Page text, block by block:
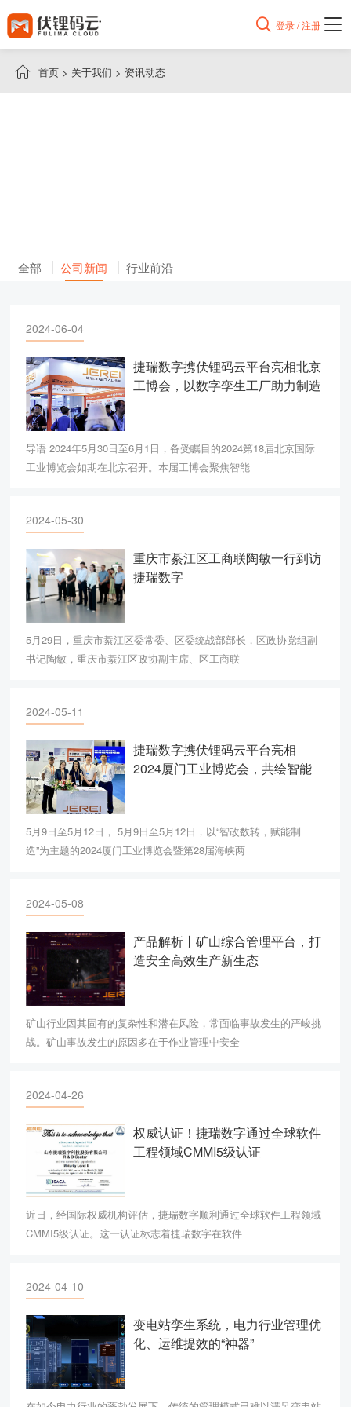
 登录 / 注册
 首页 > 关于我们 > 资讯动态
全部 公司新闻 行业前沿
2024-06-04
捷瑞数字携伏锂码云平台亮相北京
工博会，以数字孪生工厂助力制造
导语 2024年5月30日至6月1日，备受瞩目的2024第18届北京国际
工业博览会如期在北京召开。本届工博会聚焦智能
2024-05-30
重庆市綦江区工商联陶敏一行到访
捷瑞数字
5月29日，重庆市綦江区委常委、区委统战部部长，区政协党组副
书记陶敏，重庆市綦江区政协副主席、区工商联
2024-05-11
捷瑞数字携伏锂码云平台亮相
2024厦门工业博览会，共绘智能
5月9日至5月12日， 5月9日至5月12日，以“智改数转，赋能制
造”为主题的2024厦门工业博览会暨第28届海峡两
2024-05-08
产品解析丨矿山综合管理平台，打
造安全高效生产新生态
矿山行业因其固有的复杂性和潜在风险，常面临事故发生的严峻挑
战。矿山事故发生的原因多在于作业管理中安全
2024-04-26
权威认证！捷瑞数字通过全球软件
工程领域CMMI5级认证
近日，经国际权威机构评估，捷瑞数字顺利通过全球软件工程领域
CMMI5级认证。这一认证标志着捷瑞数字在软件
2024-04-10
变电站孪生系统，电力行业管理优
化、运维提效的“神器”